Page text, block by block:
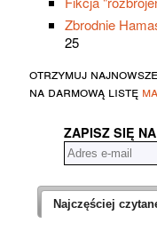
Zbrodnie
25
otrzymuj
na darmową listę
ZAPISZ SIĘ
Najczęściej